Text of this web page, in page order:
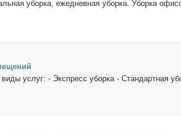
убор­ка, еже­днев­ная убор­ка. Убор­ка
услуг: - Экс­пресс убор­ка - Стан­дарт­ная